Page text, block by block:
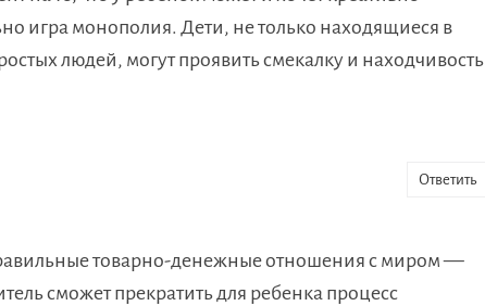
игра монополия. Дети, не только находящиеся в
людей, могут проявить смекалку и находчивость
товарно-денежные отношения с миром —
сможет прекратить для ребенка процесс
Ответить